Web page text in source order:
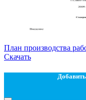
План производства
Скачать